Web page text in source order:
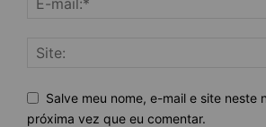
Salve meu nome, e-mail e site neste
próxima vez que eu comentar.